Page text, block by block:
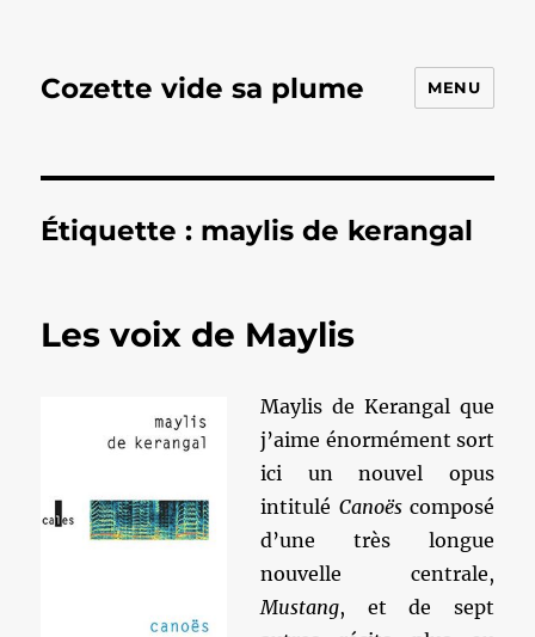
Cozette vide sa plume MENU
Étiquette : maylis de kerangal
Les voix de Maylis
Maylis de Kerangal que
j’aime énormément sort
ici un nouvel opus
intitulé Canoës composé
d’une très longue
nouvelle centrale,
Mustang, et de sept